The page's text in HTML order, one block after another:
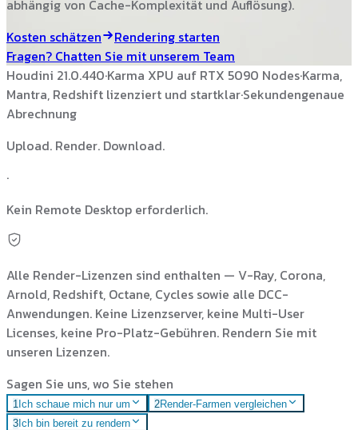
abhängig von Cache-Komplexität und Auflösung).
Kosten schätzen
Rendering starten
Fragen? Chatten Sie mit unserem Team
Houdini 21.0.440·Karma XPU auf RTX 5090 Nodes·Karma,
Mantra, Redshift lizenziert und startklar·Sekundengenaue
Abrechnung
Upload. Render. Download.
·
Kein Remote Desktop erforderlich.
Alle Render-Lizenzen sind enthalten — V-Ray, Corona,
Arnold, Redshift, Octane, Cycles sowie alle DCC-
Anwendungen. Keine Lizenzserver, keine Multi-User
Licenses, keine Pro-Platz-Gebühren. Rendern Sie mit
unseren Lizenzen.
Sagen Sie uns, wo Sie stehen
1 Ich schaue mich nur um 2Render-Farmen vergleichen
3 Ich bin bereit zu rendern